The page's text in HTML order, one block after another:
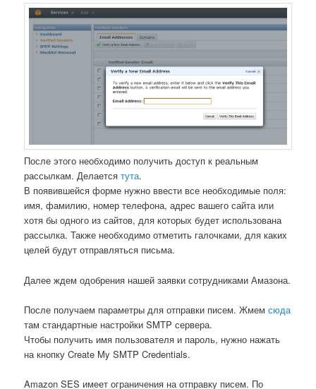
После этого необходимо получить доступ к реальным
рассылкам. Делаетсятута.
В появившейся форме нужно ввести все необходимые поля:
имя, фамилию, номер телефона, адрес вашего сайта или
хотя бы одного из сайтов, для которых будет использована
рассылка. Также необходимо отметить галочками, для каких
целей будут отправляться письма.
Далее ждем одобрения нашей заявки сотрудниками Амазона.
После получаем параметры для отправки писем. Жмемсюда
там стандартные настройки SMTP сервера.
Чтобы получить имя пользователя и пароль, нужно нажать
на кнопку Create My SMTP Credentials.
Amazon SES имеет ограничения на отправку писем. По